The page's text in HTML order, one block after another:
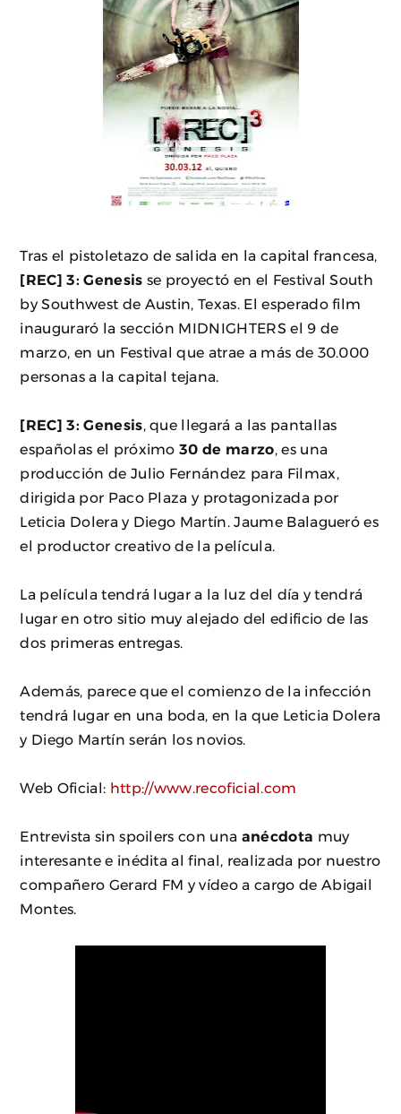
Tras el pistoletazo de salida en la capital francesa,
[REC] 3: Genesis se proyectó en el Festival South
by Southwest de Austin, Texas. El esperado film
inauguraró la sección MIDNIGHTERS el 9 de
marzo, en un Festival que atrae a más de 30.000
personas a la capital tejana.
[REC] 3: Genesis , que llegará a las pantallas
españolas el próximo30 de marzo , es una
producción de Julio Fernández para Filmax,
dirigida por Paco Plaza y protagonizada por
Leticia Dolera y Diego Martín. Jaume Balagueró es
el productor creativo de la película.
La película tendrá lugar a la luz del día y tendrá
lugar en otro sitio muy alejado del edificio de las
dos primeras entregas.
Además, parece que el comienzo de la infección
tendrá lugar en una boda, en la que Leticia Dolera
y Diego Martín serán los novios.
Web Oficial: http://www.recoficial.com
Entrevista sin spoilers con una anécdota muy
interesante e inédita al final, realizada por nuestro
compañero Gerard FM y vídeo a cargo de Abigail
Montes.